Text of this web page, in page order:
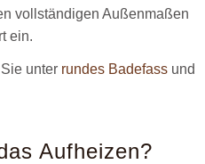
vollständigen Außenmaßen
ein.
unter rundes Badefass und
Aufheizen?